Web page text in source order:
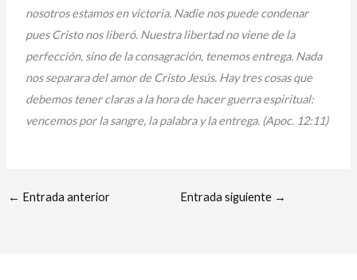
nosotros estamos en victoria. Nadie nos puede condenar
pues Cristo nos liberó. Nuestra libertad no viene de la
perfección, sino de la consagración, tenemos entrega. Nada
nos separara del amor de Cristo Jesús. Hay tres cosas que
debemos tener claras a la hora de hacer guerra espiritual:
vencemos por la sangre, la palabra y la entrega. (Apoc. 12:11)
← Entrada anterior Entrada siguiente →